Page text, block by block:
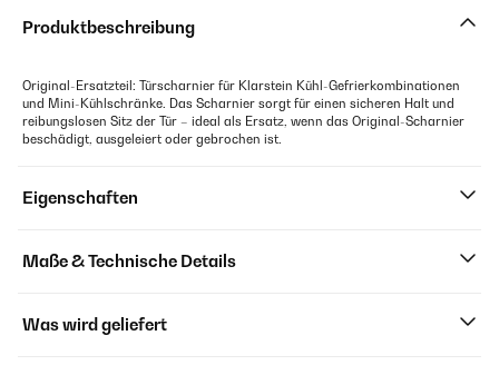
Produktbeschreibung
Original-Ersatzteil: Türscharnier für Klarstein Kühl-Gefrierkombinationen
und Mini-Kühlschränke. Das Scharnier sorgt für einen sicheren Halt und
reibungslosen Sitz der Tür – ideal als Ersatz, wenn das Original-Scharnier
beschädigt, ausgeleiert oder gebrochen ist.
Eigenschaften
Maße & Technische Details
Was wird geliefert